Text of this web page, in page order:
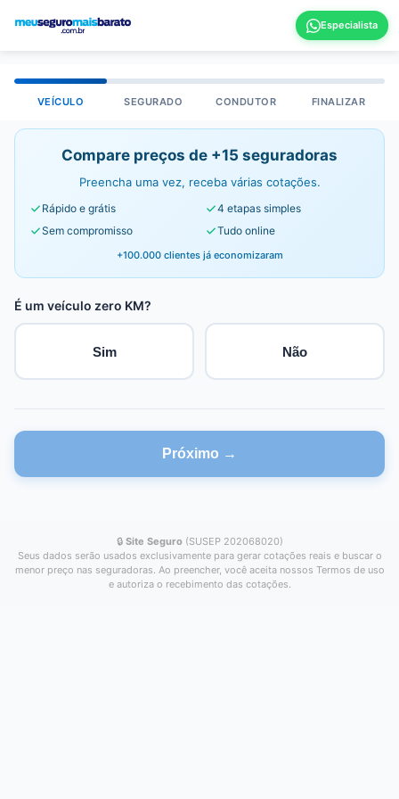
VEÍCULO SEGURADO CONDUTOR FINALIZAR
Compare preços de +15 seguradoras
Preencha uma vez, receba várias cotações.
Rápido e grátis
4 etapas simples
Sem compromisso
Tudo online
+100.000 clientes já economizaram
É um veículo zero KM?
Sim Não
Próximo →
🔒 Site Seguro (SUSEP 202068020)
Seus dados serão usados exclusivamente para gerar cotações reais e buscar o
menor preço nas seguradoras. Ao preencher, você aceita nossos Termos de uso
e autoriza o recebimento das cotações.